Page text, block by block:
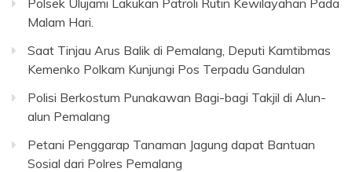
Polsek Ulujami Lakukan Patroli Rutin Kewilayahan Pada
Malam Hari.
Saat Tinjau Arus Balik di Pemalang, Deputi Kamtibmas
Kemenko Polkam Kunjungi Pos Terpadu Gandulan
Polisi Berkostum Punakawan Bagi-bagi Takjil di Alun-
alun Pemalang
Petani Penggarap Tanaman Jagung dapat Bantuan
Sosial dari Polres Pemalang